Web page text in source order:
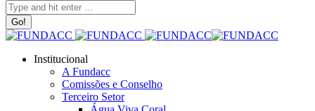
Institucional
A Fundacc
Comissões e Conselho
Terceiro Setor